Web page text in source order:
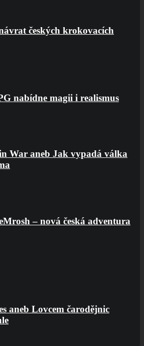
českých krokovacích
nabídne magii i realismus
War aneb Jak vypadá válka
– nová česká adventura
aneb Lovcem čarodějnic